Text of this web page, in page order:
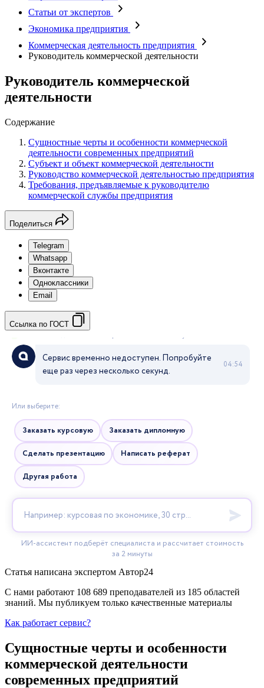
Статьи от экспертов
Экономика предприятия
Коммерческая деятельность предприятия
Руководитель коммерческой деятельности
Руководитель коммерческой
деятельности
Содержание
Сущностные черты и особенности коммерческой
деятельности современных предприятий
Субъект и объект коммерческой деятельности
Руководство коммерческой деятельностью предприятия
Требования, предъявляемые к руководителю
коммерческой службы предприятия
Поделиться
Telegram
Whatsapp
Вконтакте
Одноклассники
Email
Ссылка по ГОСТ
Статья написана экспертом Автор24
С нами работают 108 689 преподавателей из 185 областей
знаний. Мы публикуем только качественные материалы
Как работает сервис?
Сущностные черты и особенности
коммерческой деятельности
современных предприятий